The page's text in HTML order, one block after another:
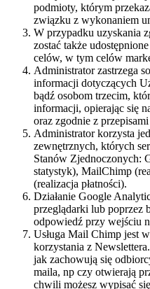
podmioty, którym
związku z wykonaniem
W przypadku uzyskania
zostać także
celów, w tym celów
Administrator zastrzega
informacji dotyczących
bądź osobom trzecim,
informacji, opierając się
oraz zgodnie z
Administrator korzysta
zewnętrznych, których
Stanów Zjednoczonych:
statystyk), MailChimp
(realizacja płatności).
Działanie Google
przeglądarki lub poprzez
odpowiedź przy wejściu
Usługa Mail Chimp jest
korzystania z
jak zachowują się
maila, np czy otwierają
chwili możesz wypisać